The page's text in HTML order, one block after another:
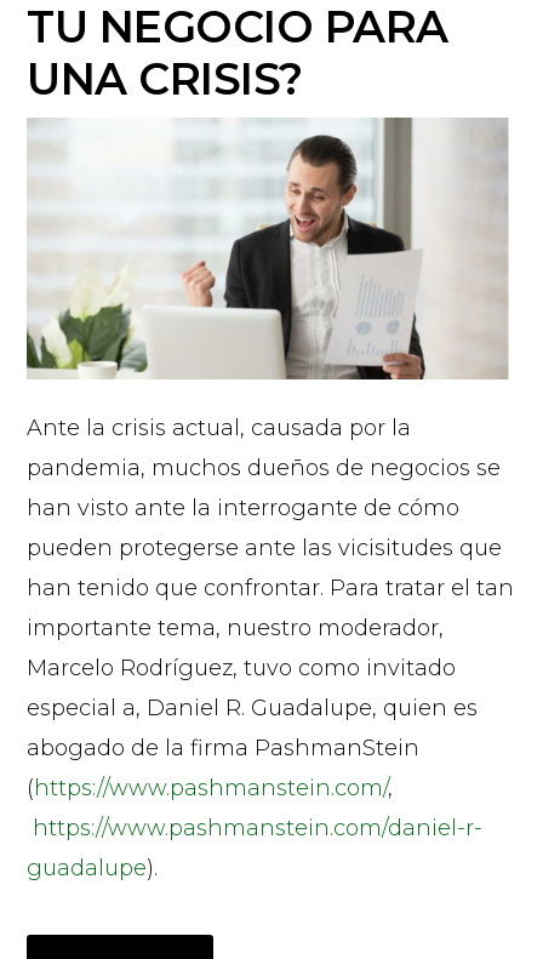
TU NEGOCIO PARA
UNA CRISIS?
Ante la crisis actual, causada por la
pandemia, muchos dueños de negocios se
han visto ante la interrogante de cómo
pueden protegerse ante las vicisitudes que
han tenido que confrontar. Para tratar el tan
importante tema, nuestro moderador,
Marcelo Rodríguez, tuvo como invitado
especial a, Daniel R. Guadalupe, quien es
abogado de la firma PashmanStein
(https://www.pashmanstein.com/,
https://www.pashmanstein.com/daniel-r-
guadalupe).